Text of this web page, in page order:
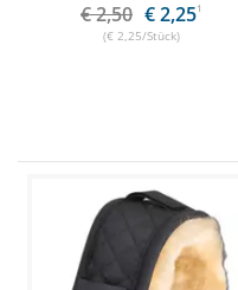
€ 2,50 € 2,251
(€ 2,25/Stück)